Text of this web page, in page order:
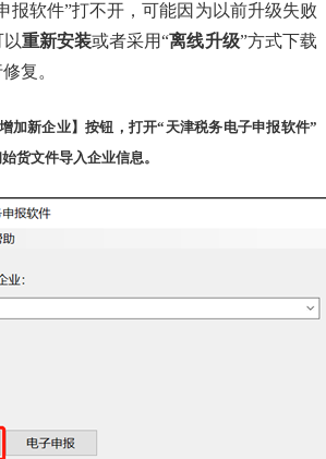
报软件”打不开，可能因为以前升级失败
以重新安装或者采用“离线升级”方式下载
复。
加新企业】按钮，打开“天津税务电子申报软件”
货文件导入企业信息。